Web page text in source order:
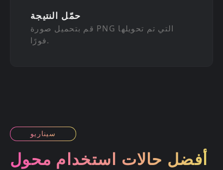
حمّل النتيجة
قم بتحميل صورة PNG التي تم تحويلها
فورًا.
سيناريو
أفضل حالات استخدام محول